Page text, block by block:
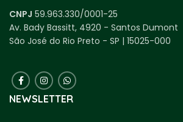
CNPJ 59.963.330/0001-25
Av. Bady Bassitt, 4920 - Santos Dumont
São José do Rio Preto - SP | 15025-000
NEWSLETTER